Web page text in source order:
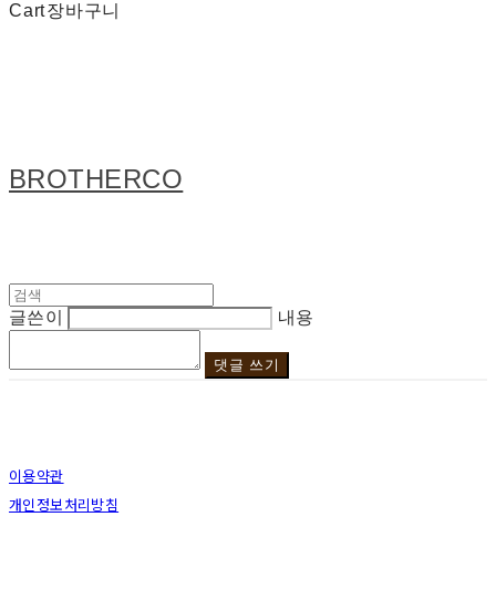
Cart장바구니
BROTHERCO
글쓴이 내용
댓글 쓰기
이용약관
개인정보처리방침